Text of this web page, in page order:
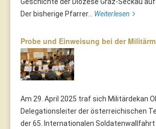
Der bisherige Pfarrer... Weiterlesen
Probe und Einweisung bei der
Am 29. April 2025 traf sich Militärdekan
Delegationsleiter der österreichischen
der 65. Internationalen Soldatenwallfahrt